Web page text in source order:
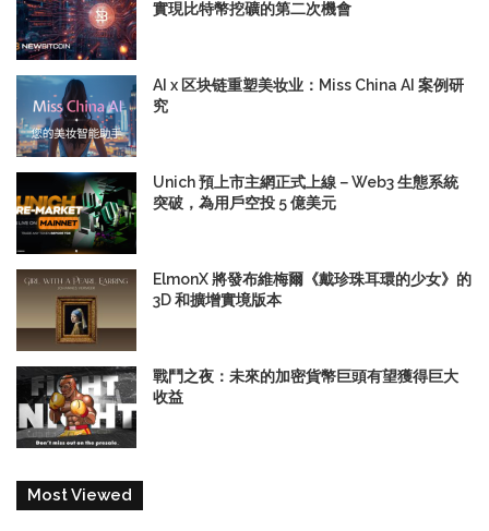
實現比特幣挖礦的第二次機會
AI x 区块链重塑美妆业：Miss China AI 案例研
究
Unich 預上市主網正式上線－Web3 生態系統
突破，為用戶空投 5 億美元
ElmonX 將發布維梅爾《戴珍珠耳環的少女》的
3D 和擴增實境版本
戰鬥之夜：未來的加密貨幣巨頭有望獲得巨大
收益
Most Viewed